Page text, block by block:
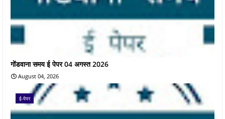
गोंडवाना समय ई पेपर 04 अगस्त 2026
August 04, 2026
ई-पेपर